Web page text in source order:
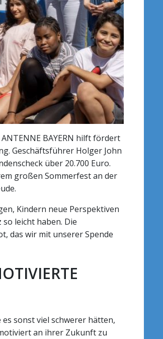
BAYERN hilft fördert
Geschäftsführer Holger John
über 20.700 Euro.
großen Sommerfest an der
Kindern neue Perspektiven
leicht haben. Die
das wir mit unserer Spende
es sonst viel schwerer hätten,
an ihrer Zukunft zu